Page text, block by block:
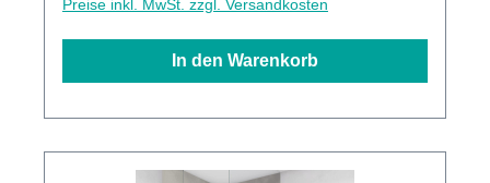
Preise inkl. MwSt. zzgl. Versandkosten
In den Warenkorb